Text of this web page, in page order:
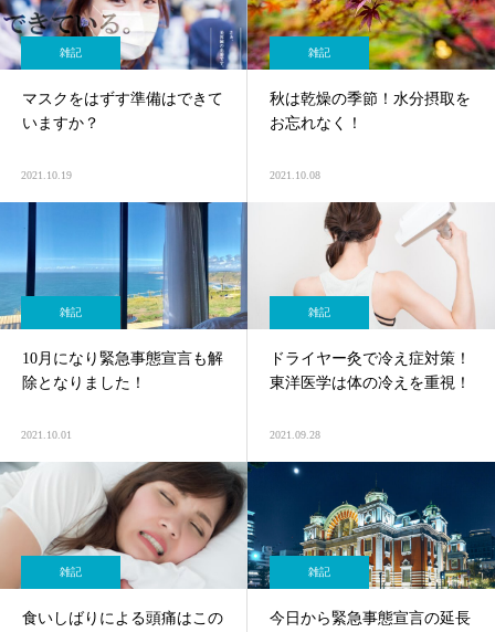
雑記
マスクをはずす準備はできて
いますか？
2021.10.19
雑記
秋は乾燥の季節！水分摂取を
お忘れなく！
2021.10.08
雑記
10月になり緊急事態宣言も解
除となりました！
2021.10.01
雑記
ドライヤー灸で冷え症対策！
東洋医学は体の冷えを重視！
2021.09.28
雑記
食いしばりによる頭痛はこの
雑記
今日から緊急事態宣言の延長